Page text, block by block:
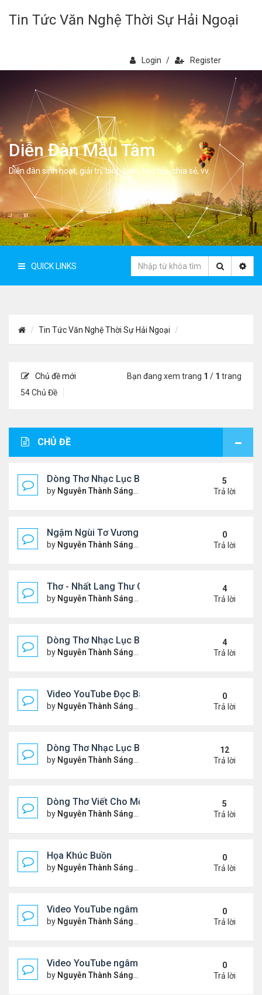
Tin Tức Văn Nghệ Thời Sự Hải Ngoại
Login / Register
Diễn Đàn Mẫu Tâm
Diễn đàn sinh hoạt, giải trí, bình luân, học hỏi, chia sẻ, vv.
QUICK LINKS
Tin Tức Văn Nghệ Thời Sự Hải Ngoại
Chủ đề mới
54 Chủ Đề
Bạn đang xem trang 1 / 1 trang
CHỦ ĐỀ
Dòng Thơ Nhạc Lục Bát Trích Đoạn - Gõ Google:
by Nguyễn Thành Sáng Thứ 5 Tháng 7 23, 2026 8:01
5
Trả lời
Ngậm Ngùi Tơ Vương - Video YouTube ngâm bài
by Nguyễn Thành Sáng Thứ 6 Tháng 7 24, 2026 9:50
0
Trả lời
Thơ - Nhất Lang Thư Quán (từ khóa Google)
by Nguyễn Thành Sáng Thứ 2 Tháng 7 13, 2026 7:17
4
Trả lời
Dòng Thơ Nhạc Lục Bát (2)
by Nguyễn Thành Sáng Thứ 5 Tháng 7 02, 2026 8:51
4
Trả lời
Video YouTube Đọc Bài Thơ "Nỗi Niềm Bên Sương
by Nguyễn Thành Sáng Thứ 3 Tháng 7 07, 2026 10:06
0
Trả lời
Dòng Thơ Nhạc Lục Bát (1)
by Nguyễn Thành Sáng Thứ 4 Tháng 4 15, 2026 2:27
12
Trả lời
Dòng Thơ Viết Cho Một Người
by Nguyễn Thành Sáng Chủ nhật Tháng 6 07, 2026
5
Trả lời
Họa Khúc Buồn
by Nguyễn Thành Sáng Thứ 2 Tháng 6 22, 2026 9:37
0
Trả lời
Video YouTube ngâm bài thơ nhạc lục bát "Chập
by Nguyễn Thành Sáng Thứ 5 Tháng 6 11, 2026 9:46
0
Trả lời
Video YouTube ngâm bài thơ nhạc lục bát "Chiếc
by Nguyễn Thành Sáng Chủ nhật Tháng 5 31, 2026
0
Trả lời